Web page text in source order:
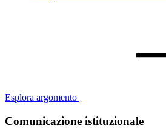
Esplora argomento
Comunicazione istituzionale